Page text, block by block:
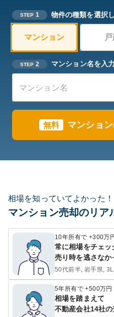
STEP 1 物件の種類を選択
マンション
STEP 2 マンション名を入
無料 マンショ
相場を知っていてよかった！
マンション売却のリア
10年所有で +300万
常に相場をチェッ
売り時を逃さなか
50代前半, 岩手県,
5年所有で +500万円
相場を踏まえて
不動産会社14社